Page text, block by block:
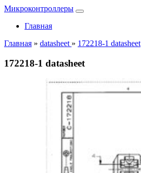
Микроконтроллеры
Главная
Главная » datasheet » 172218-1 datasheet
172218-1 datasheet